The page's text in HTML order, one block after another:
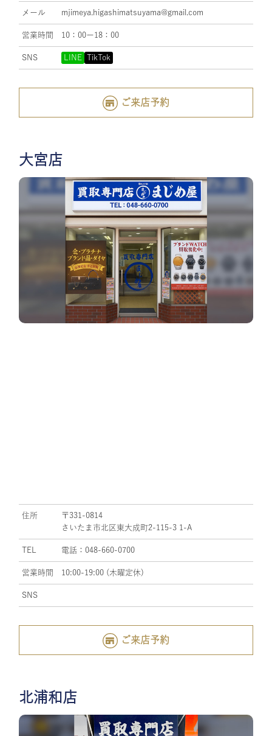
メール mjimeya.higashimatsuyama@gmail.com
営業時間 10：00ー18：00
SNS LINE TikTok
ご来店予約
大宮店
住所
〒331-0814
さいたま市北区東大成町2-115-3 1-A
TEL 電話：048-660-0700
営業時間 10:00-19:00 (木曜定休)
SNS
ご来店予約
北浦和店